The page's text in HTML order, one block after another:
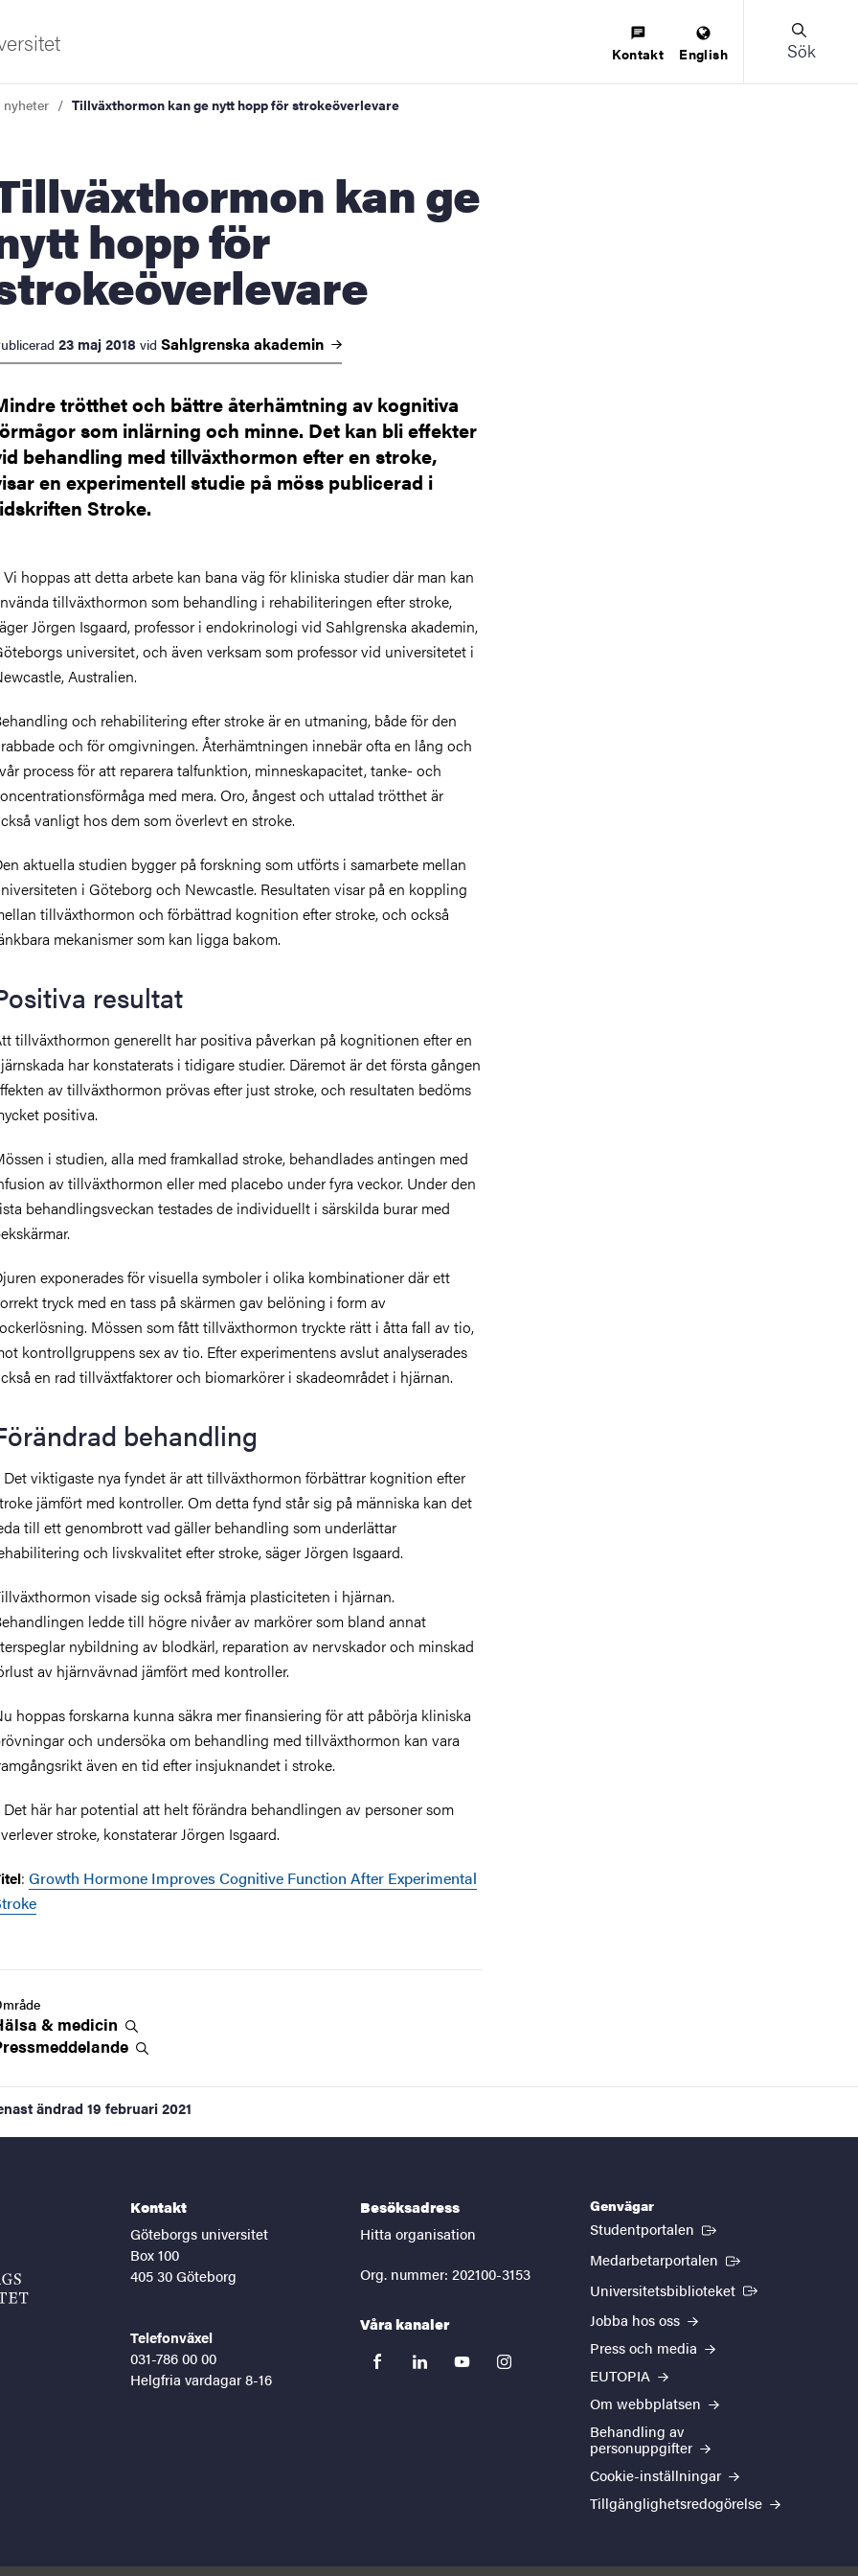
innovation
Kontakt English Sök
nyheter Tillväxthormon kan ge nytt hopp för strokeöverlevare
kan ge
hopp för
23 maj 2018 vid Sahlgrenska akademin
trötthet och bättre återhämtning av kognitiva
som inlärning och minne. Det kan bli effekter
behandling med tillväxthormon efter en stroke,
en experimentell studie på möss publicerad i
Stroke.
Vi hoppas att detta arbete kan bana väg för kliniska studier där man kan
tillväxthormon som behandling i rehabiliteringen efter stroke,
Jörgen Isgaard, professor i endokrinologi vid Sahlgrenska akademin,
universitet, och även verksam som professor vid universitetet i
Australien.
och rehabilitering efter stroke är en utmaning, både för den
och för omgivningen. Återhämtningen innebär ofta en lång och
process för att reparera talfunktion, minneskapacitet, tanke- och
med mera. Oro, ångest och uttalad trötthet är
vanligt hos dem som överlevt en stroke.
aktuella studien bygger på forskning som utförts i samarbete mellan
i Göteborg och Newcastle. Resultaten visar på en koppling
tillväxthormon och förbättrad kognition efter stroke, och också
mekanismer som kan ligga bakom.
resultat
tillväxthormon generellt har positiva påverkan på kognitionen efter en
har konstaterats i tidigare studier. Däremot är det första gången
av tillväxthormon prövas efter just stroke, och resultaten bedöms
positiva.
i studien, alla med framkallad stroke, behandlades antingen med
av tillväxthormon eller med placebo under fyra veckor. Under den
behandlingsveckan testades de individuellt i särskilda burar med
exponerades för visuella symboler i olika kombinationer där ett
tryck med en tass på skärmen gav belöning i form av
Mössen som fått tillväxthormon tryckte rätt i åtta fall av tio,
kontrollgruppens sex av tio. Efter experimentens avslut analyserades
en rad tillväxtfaktorer och biomarkörer i skadeområdet i hjärnan.
behandling
Det viktigaste nya fyndet är att tillväxthormon förbättrar kognition efter
jämfört med kontroller. Om detta fynd står sig på människa kan det
till ett genombrott vad gäller behandling som underlättar
och livskvalitet efter stroke, säger Jörgen Isgaard.
visade sig också främja plasticiteten i hjärnan.
ledde till högre nivåer av markörer som bland annat
nybildning av blodkärl, reparation av nervskador och minskad
av hjärnvävnad jämfört med kontroller.
hoppas forskarna kunna säkra mer finansiering för att påbörja kliniska
och undersöka om behandling med tillväxthormon kan vara
även en tid efter insjuknandet i stroke.
Det här har potential att helt förändra behandlingen av personer som
stroke, konstaterar Jörgen Isgaard.
: Growth Hormone Improves Cognitive Function After Experimental
& medicin
ändrad 19 februari 2021
Kontakt
Göteborgs universitet
Box 100
405 30 Göteborg
Telefonväxel
031-786 00 00
Helgfria vardagar 8-16
Besöksadress
Hitta organisation
Org. nummer: 202100-3153
Våra kanaler
facebooklinkedinyoutubeinstagram
Genvägar
Studentportalen (Extern länk)
Medarbetarportalen (Extern länk)
Universitetsbiblioteket (Extern länk)
Jobba hos oss
Press och media
EUTOPIA
Om webbplatsen
Behandling av
personuppgifter
Cookie-inställningar
Tillgänglighetsredogörelse